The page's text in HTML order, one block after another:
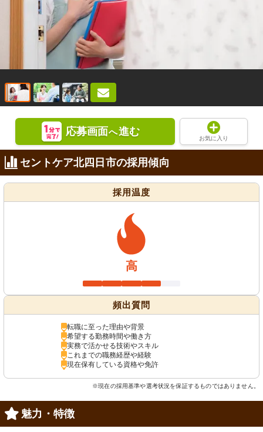
応募画面へ進む
お気に入り
セントケア北四日市の採用傾向
採用温度
高
頻出質問
転職に至った理由や背景
希望する勤務時間や働き方
実務で活かせる技術やスキル
これまでの職務経歴や経験
現在保有している資格や免許
※現在の採用基準や選考状況を保証するものではありません。
魅力・特徴